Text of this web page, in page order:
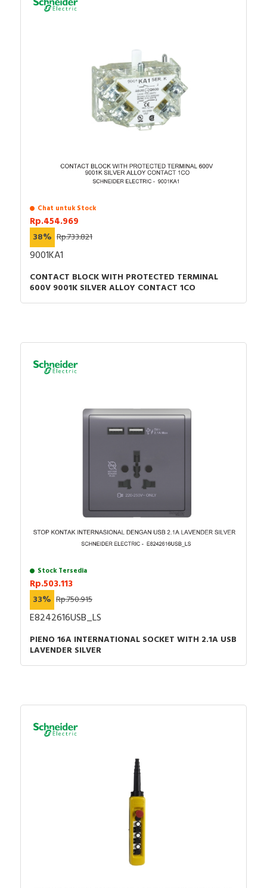
Chat untuk Stock
Rp.454.969
38% Rp.733.821
9001KA1
CONTACT BLOCK WITH PROTECTED TERMINAL
600V 9001K SILVER ALLOY CONTACT 1CO
Stock Tersedia
Rp.503.113
33% Rp.750.915
E8242616USB_LS
PIENO 16A INTERNATIONAL SOCKET WITH 2.1A USB
LAVENDER SILVER